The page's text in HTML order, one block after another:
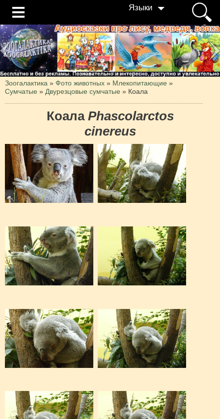
Языки
Зоогалактика » Фото животных » Млекопитающие »
Сумчатые » Двурезцовые сумчатые » Коала
Коала Phascolarctos
cinereus